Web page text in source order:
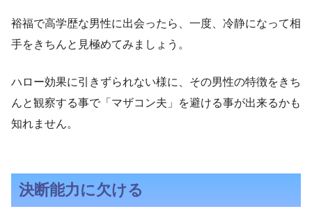
裕福で高学歴な男性に出会ったら、一度、冷静になって相
手をきちんと見極めてみましょう。
ハロー効果に引きずられない様に、その男性の特徴をきち
んと観察する事で「マザコン夫」を避ける事が出来るかも
知れません。
決断能力に欠ける